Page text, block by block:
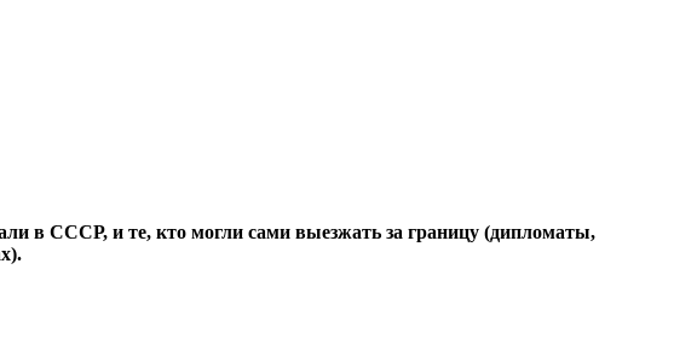
в СССР, и те, кто могли сами выезжать за границу (дипломаты,